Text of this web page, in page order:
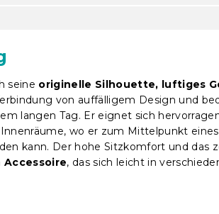
seine originelle Silhouette, luftiges
von auffälligem Design und
langen Tag. Er eignet sich
wo er zum Mittelpunkt
kann. Der hohe Sitzkomfort und das
, das sich leicht in